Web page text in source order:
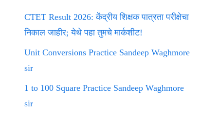
CTET Result 2026: केंद्रीय शिक्षक पात्रता परीक्षेचा
निकाल जाहीर; येथे पहा तुमचे मार्कशीट!
Unit Conversions Practice Sandeep Waghmore
sir
1 to 100 Square Practice Sandeep Waghmore
sir